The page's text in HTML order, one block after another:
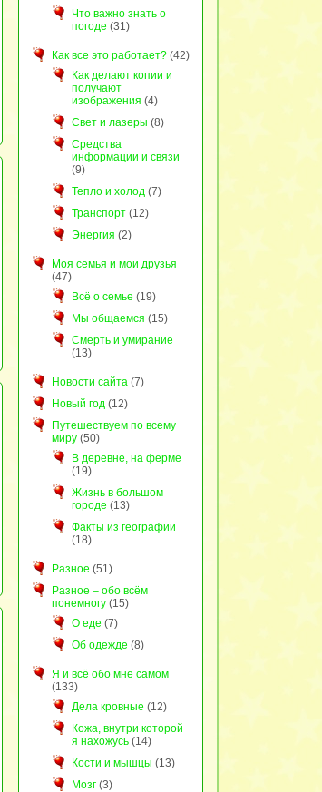
Что важно знать о
погоде (31)
Как все это работает?(42)
Как делают копии и
получают
изображения (4)
Свет и лазеры (8)
Средства
информации и связи
(9)
Тепло и холод(7)
Транспорт(12)
Энергия (2)
Моя семья и мои друзья
(47)
Всё о семье (19)
Мы общаемся (15)
Смерть и умирание
(13)
Новости сайта(7)
Новый год(12)
Путешествуем по всему
миру(50)
В деревне, на ферме
(19)
Жизнь в большом
городе (13)
Факты из географии
(18)
Разное (51)
Разное – обо всём
понемногу(15)
О еде (7)
Об одежде (8)
Я и всё обо мне самом
(133)
Дела кровные (12)
Кожа, внутри которой
я нахожусь(14)
Кости и мышцы (13)
Мозг(3)